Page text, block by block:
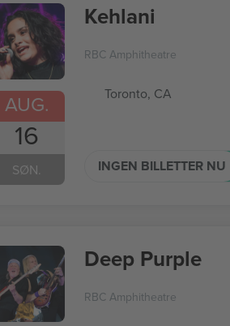
AUG.
16
SØN.
Kehlani
RBC Amphitheatre
Toronto, CA
INGEN BILLETTER NU
Deep Purple
RBC Amphitheatre